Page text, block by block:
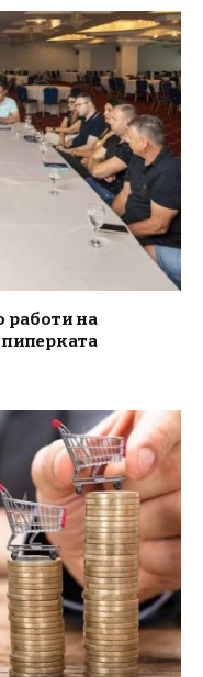
работи на